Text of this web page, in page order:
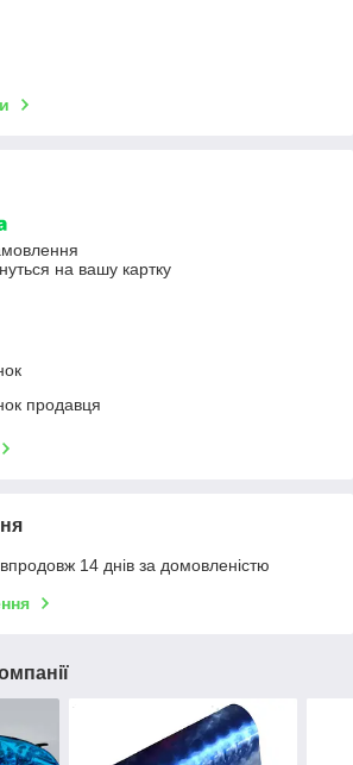
на вашу картку
продавця
14 днів за домовленістю